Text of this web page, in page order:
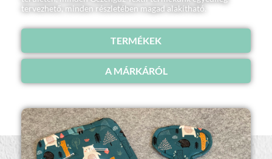
tervezhető, minden részletében magad alakítható.
TERMÉKEK
A MÁRKÁRÓL